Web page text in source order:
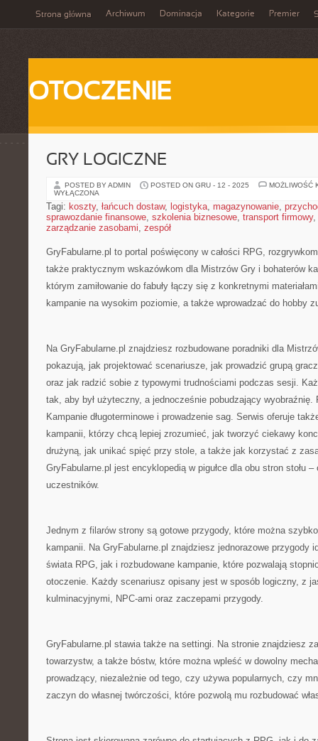
Strona główna Archiwum Dominacja Kategorie Premier
OTOCZENIE
GRY LOGICZNE
POSTED BY ADMIN POSTED ON GRU - 12 - 2025
MOŻLIWOŚĆ
WYŁĄCZONA
Tagi: koszty, łańcuch dostaw, logistyka, magazynowanie,
sprawozdanie finansowe, szkolenia biznesowe, transport firmowy,
zarządzanie zasobami, zespół
GryFabularne.pl to portal poświęcony w całości RPG,
także praktycznym wskazówkom dla Mistrzów Gry i bohaterów
którym zamiłowanie do fabuły łączy się z konkretnymi
kampanie na wysokim poziomie, a także wprowadzać do hobby
Na GryFabularne.pl znajdziesz rozbudowane poradniki dla
pokazują, jak projektować scenariusze, jak prowadzić grupą
oraz jak radzić sobie z typowymi trudnościami podczas sesji.
tak, aby był użyteczny, a jednocześnie pobudzający
Kampanie długoterminowe i prowadzenie sag. Serwis oferuje
kampanii, którzy chcą lepiej zrozumieć, jak tworzyć ciekawy
drużyną, jak unikać spięć przy stole, a także jak korzystać z
GryFabularne.pl jest encyklopedią w pigułce dla obu stron stołu
uczestników.
Jednym z filarów strony są gotowe przygody, które można
kampanii. Na GryFabularne.pl znajdziesz jednorazowe przygody
świata RPG, jak i rozbudowane kampanie, które pozwalają
otoczenie. Każdy scenariusz opisany jest w sposób logiczny, z
kulminacyjnymi, NPC-ami oraz zaczepami przygody.
GryFabularne.pl stawia także na settingi. Na stronie znajdziesz
towarzystw, a także bóstw, które można wpleść w dowolny
prowadzący, niezależnie od tego, czy używa popularnych, czy
zaczyn do własnej twórczości, które pozwolą mu rozbudować